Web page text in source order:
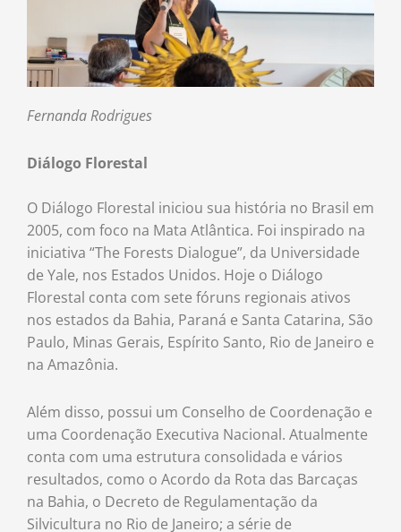
Fernanda Rodrigues
Diálogo Florestal
O Diálogo Florestal iniciou sua história no Brasil em
2005, com foco na Mata Atlântica. Foi inspirado na
iniciativa “The Forests Dialogue”, da Universidade
de Yale, nos Estados Unidos. Hoje o Diálogo
Florestal conta com sete fóruns regionais ativos
nos estados da Bahia, Paraná e Santa Catarina, São
Paulo, Minas Gerais, Espírito Santo, Rio de Janeiro e
na Amazônia.
Além disso, possui um Conselho de Coordenação e
uma Coordenação Executiva Nacional. Atualmente
conta com uma estrutura consolidada e vários
resultados, como o Acordo da Rota das Barcaças
na Bahia, o Decreto de Regulamentação da
Silvicultura no Rio de Janeiro; a série de